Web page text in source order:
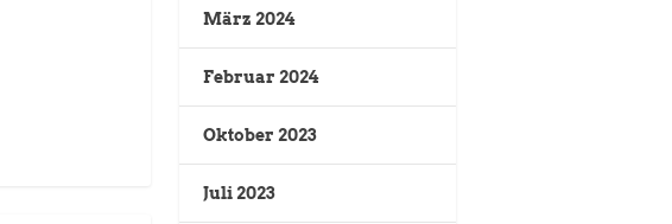
März 2024
Februar 2024
Oktober 2023
Juli 2023